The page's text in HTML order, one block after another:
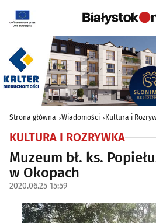
Strona główna Wiadomości Kultura i
KULTURA I ROZRYWKA
Muzeum bł. ks.
w Okopach
2020.06.25 15:59